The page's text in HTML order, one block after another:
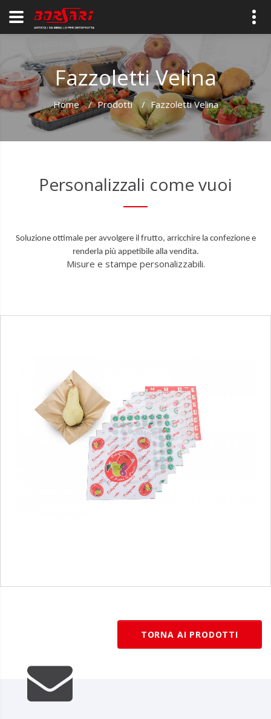
Fazzoletti Velina
Home / Prodotti / Fazzoletti Velina
Personalizzali come vuoi
Soluzione ottimale per avvolgere il frutto, arricchire la confezione e
renderla più appetibile alla vendita.
Misure e stampe personalizzabili.
TORNA AI PRODOTTI